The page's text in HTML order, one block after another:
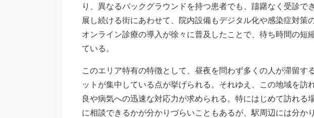
り、異なるバックグラウンドを持つ患者でも、躊躇なく受診で
展し続ける街にあわせて、院内設備もデジタル化や感染症対策
オンライン診療の導入が徐々に普及したことで、待ち時間の短
ている。
このエリア特有の特徴として、昼夜を問わず多くの人が滞留す
ットが集中している点が挙げられる。それゆえ、この地域を訪
良や病気への迅速な対応力が求められる。特にはじめて訪れる
に相談できるかが分かりづらいこともあるが、駅周辺には分か